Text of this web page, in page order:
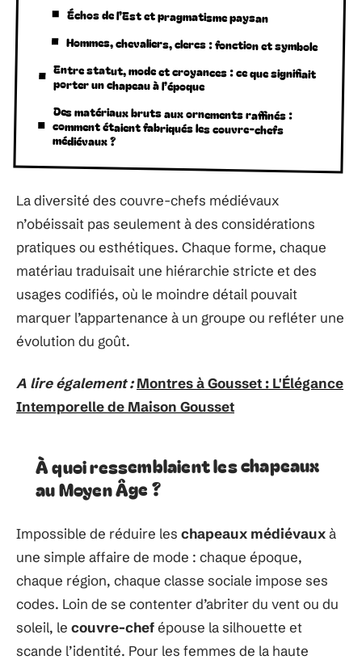
Échos de l’Est et pragmatisme paysan
Hommes, chevaliers, clercs : fonction et symbole
Entre statut, mode et croyances : ce que signifiait
porter un chapeau à l’époque
Des matériaux bruts aux ornements raffinés :
comment étaient fabriqués les couvre-chefs
médiévaux ?
La diversité des couvre-chefs médiévaux
n’obéissait pas seulement à des considérations
pratiques ou esthétiques. Chaque forme, chaque
matériau traduisait une hiérarchie stricte et des
usages codifiés, où le moindre détail pouvait
marquer l’appartenance à un groupe ou refléter une
évolution du goût.
A lire également : Montres à Gousset : L'Élégance
Intemporelle de Maison Gousset
À quoi ressemblaient les chapeaux
au Moyen Âge ?
Impossible de réduire les chapeaux médiévauxà
une simple affaire de mode : chaque époque,
chaque région, chaque classe sociale impose ses
codes. Loin de se contenter d’abriter du vent ou du
soleil, le couvre-chefépouse la silhouette et
scande l’identité. Pour les femmes de la haute